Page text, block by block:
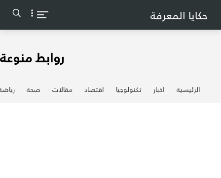
حكايا المعرفة
روابط منوعة
الرئيسية اخبار تكنولوجيا اقتصاد مقالات صحة